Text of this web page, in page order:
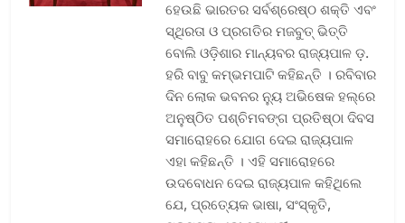
ହେଉଛି ଭାରତର ସର୍ବଶ୍ରେଷ୍ଠ ଶକ୍ତି ଏବଂ
ସ୍ଥିରତା ଓ ପ୍ରଗତିର ମଜବୁତ୍ ଭିତ୍ତି
ବୋଲି ଓଡ଼ିଶାର ମାନ୍ୟବର ରାଜ୍ୟପାଳ ଡ଼.
ହରି ବାବୁ କମ୍ଭମପାଟି କହିଛନ୍ତି । ରବିବାର
ଦିନ ଲୋକ ଭବନର ନ୍ୟୁ ଅଭିଷେକ ହଲ୍‌ରେ
ଅନୁଷ୍ଠିତ ପଶ୍ଚିମବଙ୍ଗ ପ୍ରତିଷ୍ଠା ଦିବସ
ସମାରୋହରେ ଯୋଗ ଦେଇ ରାଜ୍ୟପାଳ
ଏହା କହିଛନ୍ତି । ଏହି ସମାରୋହରେ
ଉଦବୋଧନ ଦେଇ ରାଜ୍ୟପାଳ କହିଥିଲେ
ଯେ, ପ୍ରତ୍ୟେକ ଭାଷା, ସଂସ୍କୃତି,